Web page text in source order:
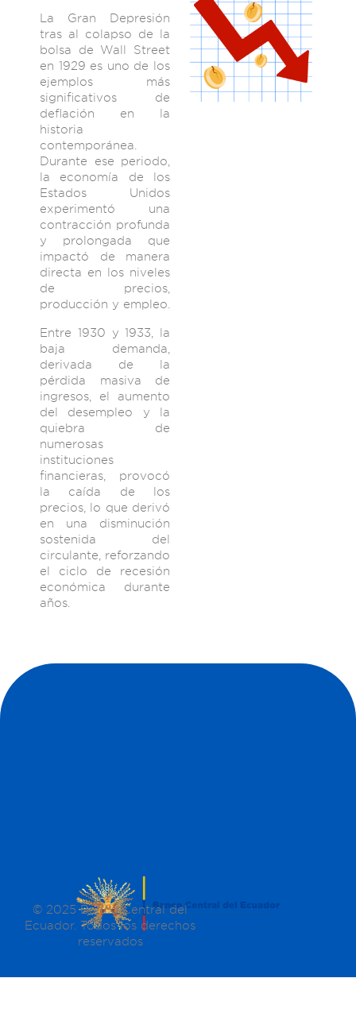
La Gran Depresión
tras al colapso de la
bolsa de Wall Street
en 1929 es uno de los
ejemplos más
significativos de
deflación en la
historia
contemporánea.
Durante ese periodo,
la economía de los
Estados Unidos
experimentó una
contracción profunda
y prolongada que
impactó de manera
directa en los niveles
de precios,
producción y empleo.
Entre 1930 y 1933, la
baja demanda,
derivada de la
pérdida masiva de
ingresos, el aumento
del desempleo y la
quiebra de
numerosas
instituciones
financieras, provocó
la caída de los
precios, lo que derivó
en una disminución
sostenida del
circulante, reforzando
el ciclo de recesión
económica durante
años.
© 2025 Banco Central del
Ecuador. Todos los derechos
reservados